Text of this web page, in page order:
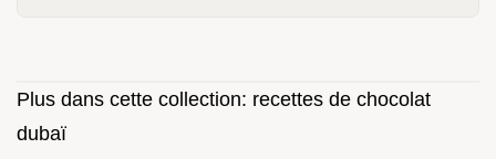
Plus dans cette collection: recettes de chocolat
dubaï